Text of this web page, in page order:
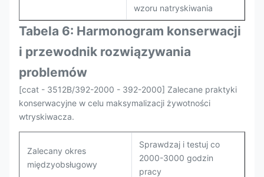
wzoru natryskiwania
Tabela 6: Harmonogram konserwacji
i przewodnik rozwiązywania
problemów
[ccat - 3512B/392-2000 - 392-2000] Zalecane praktyki
konserwacyjne w celu maksymalizacji żywotności
wtryskiwacza.
Zalecany okres
międzyobsługowy
Sprawdzaj i testuj co
2000-3000 godzin
pracy